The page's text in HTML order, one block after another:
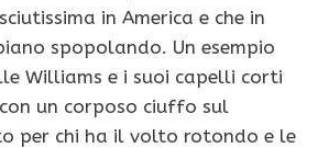
in America e che in
spopolando. Un esempio
Williams e i suoi capelli corti
un corposo ciuffo sul
per chi ha il volto rotondo e le